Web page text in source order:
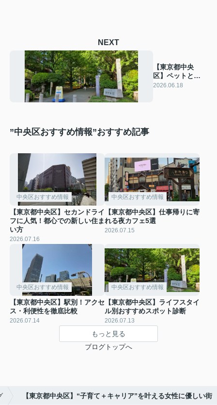
NEXT
【東京都中央
区】ペットと一
緒に行けるカフ
2026.06.18
”中央区おすすめ情報”おすすめ記事
中央区おすすめ情報
【東京都中央区】セカンドライ
フに人気！都心での新しい住ま
い方
2026.07.16
中央区おすすめ情報
【東京都中央区】仕事帰りに寄
れる夜カフェ5選
2026.07.15
中央区おすすめ情報
【東京都中央区】駅別！アクセ
ス・利便性を徹底比較
2026.07.14
中央区おすすめ情報
【東京都中央区】ライフスタイ
ル別おすすめスポット診断
2026.07.13
もっと見る
ブログトップへ
【東京都中央区】“子育て＋キャリア”を叶える女性に優しい街